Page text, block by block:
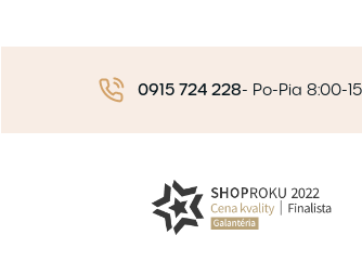
0915 724 228- Po-Pia 8:00-